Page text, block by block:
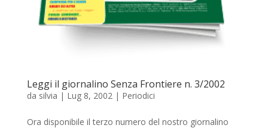
Leggi il giornalino Senza Frontiere n. 3/2002
da silvia | Lug 8, 2002| Periodici
Ora disponibile il terzo numero del nostro giornalino